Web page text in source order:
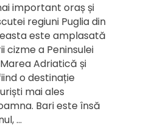
important oraș și
regiuni Puglia din
este amplasată
cizme a Peninsulei
Adriatică și
o destinație
mai ales
Bari este însă